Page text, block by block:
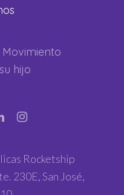
hijo
Rocketship
230E, San José,